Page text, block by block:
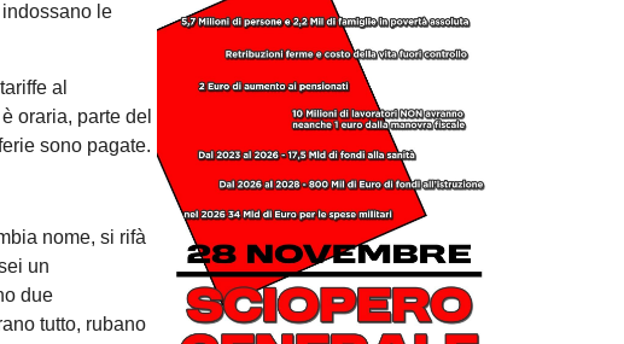
le
al
oraria, parte del
sono pagate.
nome, si rifà
un
due
tutto, rubano